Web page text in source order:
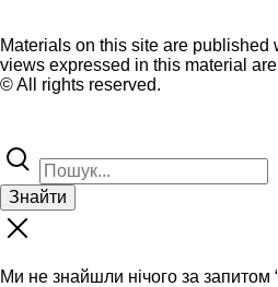
Materials on this site are
views expressed in this material
© All rights reserved.
Знайти
Ми не знайшли нічого за запитом